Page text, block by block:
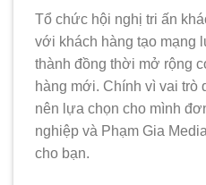
Tổ chức hội nghị tri ấn
với khách hàng tạo mạng
thành đồng thời mở rộng
hàng mới. Chính vì vai trò
nên lựa chọn cho mình
nghiệp và Phạm Gia
cho bạn.